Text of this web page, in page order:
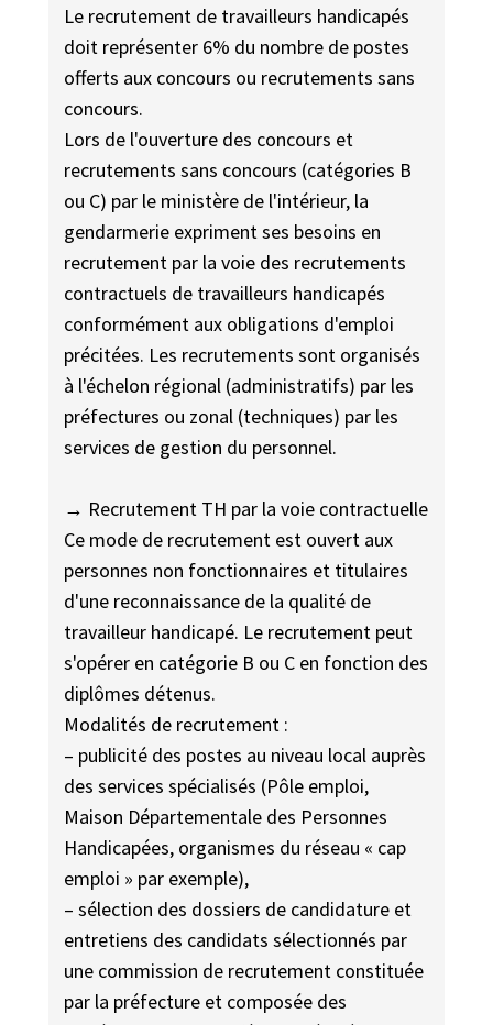
Le recrutement de travailleurs handicapés
doit représenter 6% du nombre de postes
offerts aux concours ou recrutements sans
concours.
Lors de l'ouverture des concours et
recrutements sans concours (catégories B
ou C) par le ministère de l'intérieur, la
gendarmerie expriment ses besoins en
recrutement par la voie des recrutements
contractuels de travailleurs handicapés
conformément aux obligations d'emploi
précitées. Les recrutements sont organisés
à l'échelon régional (administratifs) par les
préfectures ou zonal (techniques) par les
services de gestion du personnel.
→ Recrutement TH par la voie contractuelle
Ce mode de recrutement est ouvert aux
personnes non fonctionnaires et titulaires
d'une reconnaissance de la qualité de
travailleur handicapé. Le recrutement peut
s'opérer en catégorie B ou C en fonction des
diplômes détenus.
Modalités de recrutement :
– publicité des postes au niveau local auprès
des services spécialisés (Pôle emploi,
Maison Départementale des Personnes
Handicapées, organismes du réseau « cap
emploi » par exemple),
– sélection des dossiers de candidature et
entretiens des candidats sélectionnés par
une commission de recrutement constituée
par la préfecture et composée des